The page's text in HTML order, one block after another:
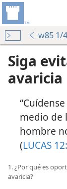
w85 1/
Siga
avaricia
medio de
hombre
(LUCAS
1. ¿Por qué es
avaricia?